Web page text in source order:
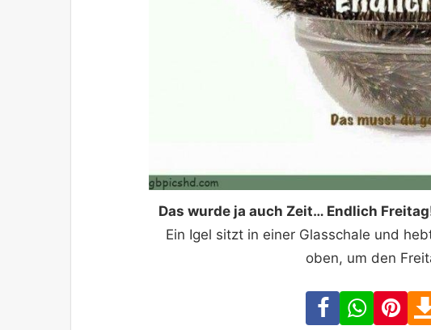
Das wurde ja auch Zeit… Endlich
Ein Igel sitzt in einer Glasschale und
oben, um den
Facebook